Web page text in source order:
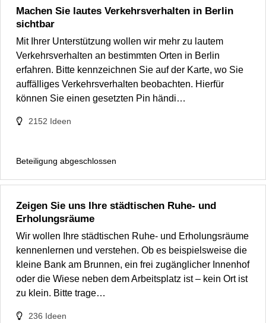
Machen Sie lautes Verkehrsverhalten in Berlin
sichtbar
Mit Ihrer Unterstützung wollen wir mehr zu lautem
Verkehrsverhalten an bestimmten Orten in Berlin
erfahren. Bitte kennzeichnen Sie auf der Karte, wo Sie
auffälliges Verkehrsverhalten beobachten. Hierfür
können Sie einen gesetzten Pin händi…
2152 Ideen
Beteiligung abgeschlossen
Zeigen Sie uns Ihre städtischen Ruhe- und
Erholungsräume
Wir wollen Ihre städtischen Ruhe- und Erholungsräume
kennenlernen und verstehen. Ob es beispielsweise die
kleine Bank am Brunnen, ein frei zugänglicher Innenhof
oder die Wiese neben dem Arbeitsplatz ist – kein Ort ist
zu klein. Bitte trage…
236 Ideen